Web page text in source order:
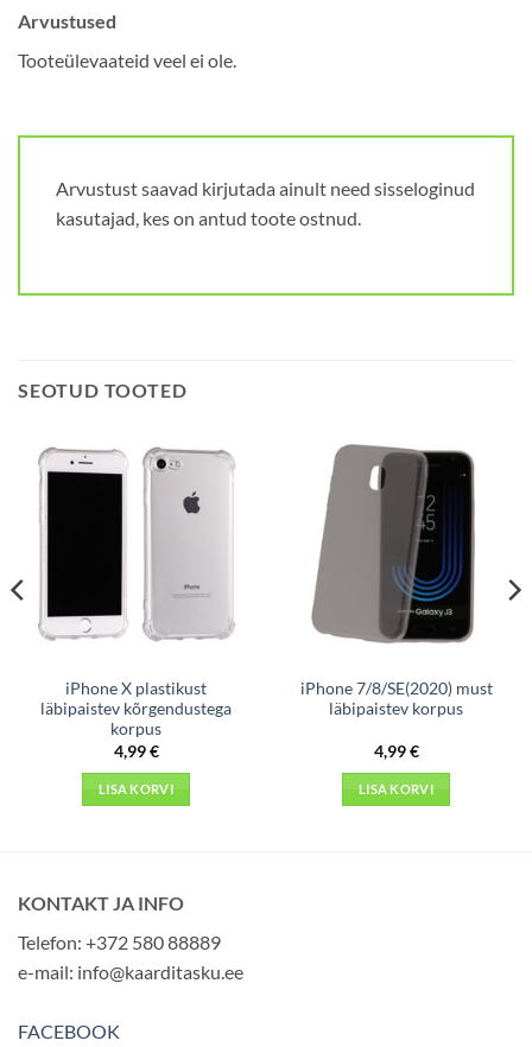
Arvustused
Tooteülevaateid veel ei ole.
Arvustust saavad kirjutada ainult need sisseloginud
kasutajad, kes on antud toote ostnud.
SEOTUD TOOTED
iPhone X plastikust
läbipaistev kõrgendustega
korpus
4,99€
LISA KORVI
iPhone 7/8/SE(2020) must
läbipaistev korpus
4,99€
LISA KORVI
KONTAKT JA INFO
Telefon: +372 580 88889
e-mail: info@kaarditasku.ee
FACEBOOK